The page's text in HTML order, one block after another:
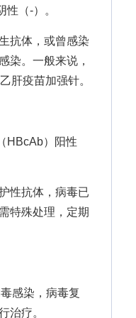
（-）。
抗体，或曾感染
染。一般来说，
肝疫苗加强针。
HBcAb）阳性
性抗体，病毒已
特殊处理，定期
感染，病毒复
治疗。